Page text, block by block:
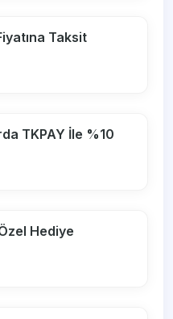
Taksit
TKPAY İle %10
Hediye